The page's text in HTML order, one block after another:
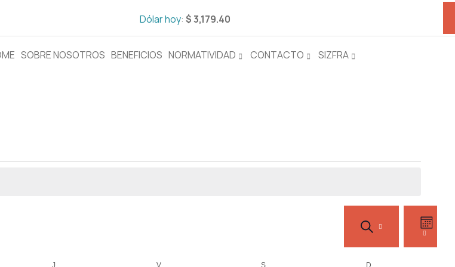
Dólar hoy: $ 3,179.40
SOBRE NOSOTROS BENEFICIOS NORMATIVIDAD CONTACTO SIZFRA
Navegación
de
búsqueda
BUSCAR
de
vistas
MES
J V S D